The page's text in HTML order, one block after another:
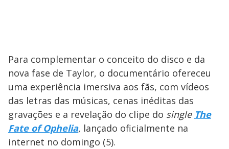
Para complementar o conceito do disco e da
nova fase de Taylor, o documentário ofereceu
uma experiência imersiva aos fãs, com vídeos
das letras das músicas, cenas inéditas das
gravações e a revelação do clipe do single The
Fate of Ophelia, lançado oficialmente na
internet no domingo (5).